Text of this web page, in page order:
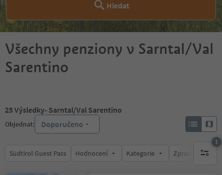
Hledat
Všechny penziony v Sarntal/Val
Sarentino
25Výsledky- Sarntal/Val Sarentino
Objednat: Doporučeno
Südtirol Guest Pass Hodnocení Kategorie Zpracovává
1
1